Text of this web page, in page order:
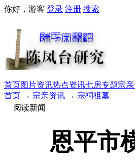
你好，游客 登录 注册 搜索
首页图片资讯热点资讯七房专题宗
首页 → 宗亲资讯 → 宗祠祖墓
阅读新闻
恩平市